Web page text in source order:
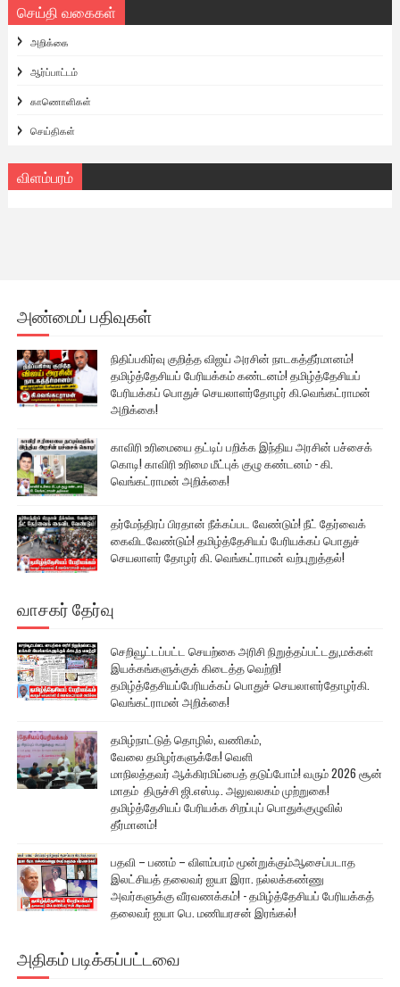
செய்தி வகைகள்
அறிக்கை
ஆர்ப்பாட்டம்
காணொளிகள்
செய்திகள்
விளம்பரம்
அண்மைப் பதிவுகள்
நிதிப்பகிர்வு குறித்த விஜய் அரசின் நாடகத்தீர்மானம்!
தமிழ்த்தேசியப் பேரியக்கம் கண்டனம்! தமிழ்த்தேசியப்
பேரியக்கப் பொதுச் செயலாளர்தோழர் கி.வெங்கட்ராமன்
அறிக்கை!
காவிரி உரிமையை தட்டிப் பறிக்க இந்திய அரசின் பச்சைக்
கொடி! காவிரி உரிமை மீட்புக் குழு கண்டனம் - கி.
வெங்கட்ராமன் அறிக்கை!
தர்மேந்திரப் பிரதான் நீக்கப்பட வேண்டும்! நீட் தேர்வைக்
கைவிடவேண்டும்! தமிழ்த்தேசியப் பேரியக்கப் பொதுச்
செயலாளர் தோழர் கி. வெங்கட்ராமன் வற்புறுத்தல்!
வாசகர் தேர்வு
செறிவூட்டப்பட்ட செயற்கை அரிசி நிறுத்தப்பட்டது,மக்கள்
இயக்கங்களுக்குக் கிடைத்த வெற்றி!
தமிழ்த்தேசியப்பேரியக்கப் பொதுச் செயலாளர்தோழர்கி.
வெங்கட்ராமன் அறிக்கை!
தமிழ்நாட்டுத் தொழில், வணிகம்,
வேலை தமிழர்களுக்கே! வெளி
மாநிலத்தவர் ஆக்கிரமிப்பைத் தடுப்போம்! வரும் 2026 சூன்
மாதம் திருச்சி ஜி.எஸ்.டி. அலுவலகம் முற்றுகை!
தமிழ்த்தேசியப் பேரியக்க சிறப்புப் பொதுக்குழுவில்
தீர்மானம்!
பதவி – பணம் – விளம்பரம் மூன்றுக்கும்ஆசைப்படாத
இலட்சியத் தலைவர் ஐயா இரா. நல்லக்கண்ணு
அவர்களுக்கு வீரவணக்கம்! - தமிழ்த்தேசியப் பேரியக்கத்
தலைவர் ஐயா பெ. மணியரசன் இரங்கல்!
அதிகம் படிக்கப்பட்டவை